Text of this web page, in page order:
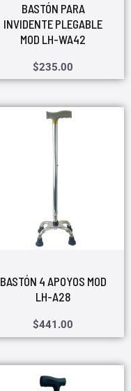
BASTÓN PARA
INVIDENTE PLEGABLE
MOD LH-WA42
$235.00
BASTÓN 4 APOYOS MOD
LH-A28
$441.00